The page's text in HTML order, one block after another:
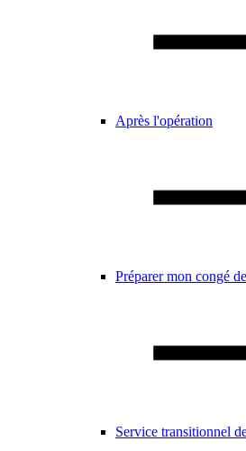
Après l'opération
Préparer mon congé
Service transitionnel